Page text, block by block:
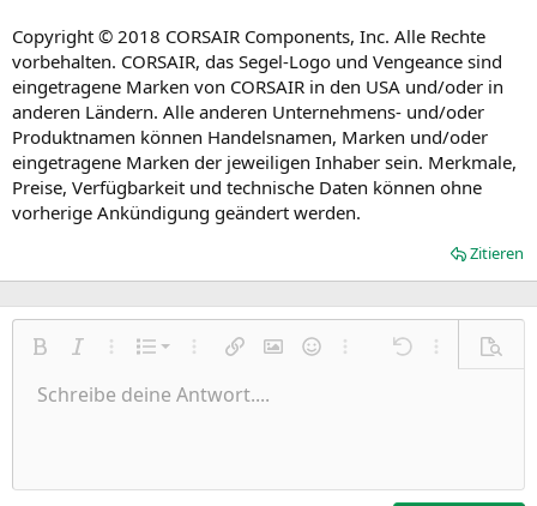
Copyright © 2018 CORSAIR Components, Inc. Alle Rechte
vorbehalten. CORSAIR, das Segel-Logo und Vengeance sind
eingetragene Marken von CORSAIR in den USA und/oder in
anderen Ländern. Alle anderen Unternehmens- und/oder
Produktnamen können Handelsnamen, Marken und/oder
eingetragene Marken der jeweiligen Inhaber sein. Merkmale,
Preise, Verfügbarkeit und technische Daten können ohne
vorherige Ankündigung geändert werden.
Zitieren
Fett KursivWeitere Einstellungen…
Liste
Nummerierte Liste
Ungeordnete Liste
Weitere Einstellungen…
Link einfügen
Bild einfügen
SmileysWeitere Einstellungen…
Rückgängig
Weitere
Schriftgröße
9
TextfarbeSchriftfamilie
Arial
Durchgestrichen
Unterstrichen
Inline-Code
AusrichtungLinksbündig
Paragraph format
Normal
Heading 2
ZitatMedienTabelle einfügen
Insert horizontal line
SpoilerCode
Wiederholen
BBCode umschalten
Formatierung entfernen
EntwürfeEntwurf speichern
Schreibe deine Antwort....